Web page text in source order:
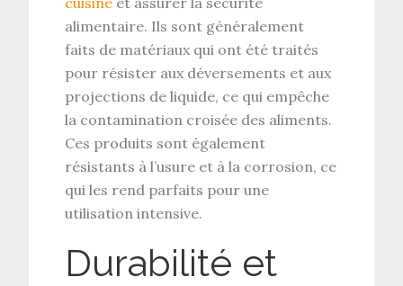
alimentaire. Ils sont généralement
faits de matériaux qui ont été traités
pour résister aux déversements et aux
projections de liquide, ce qui empêche
la contamination croisée des aliments.
Ces produits sont également
résistants à l’usure et à la corrosion, ce
qui les rend parfaits pour une
utilisation intensive.
Durabilité et